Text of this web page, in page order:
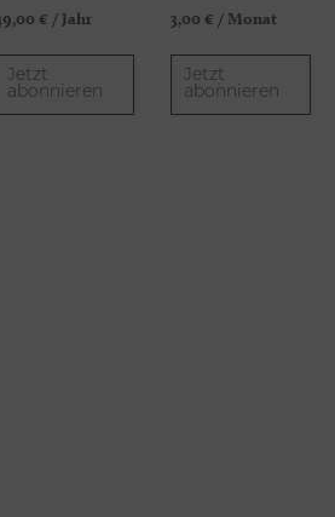
€ / Jahr
Jetzt
abonnieren
3,00 € / Monat
Jetzt
abonnieren